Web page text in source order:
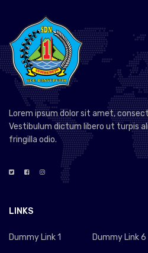
Lorem ipsum dolor sit amet,
Vestibulum dictum libero ut turpis
fringilla odio.
LINKS
Dummy Link 1 Dummy Link 6